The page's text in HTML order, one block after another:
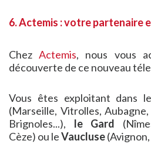
6. Actemis : votre partenaire
ChezActemis, nous vous
découverte de ce nouveau
Vous êtes exploitant dans
(Marseille, Vitrolles,
Brignoles...), le Gard
Cèze) ou leVaucluse